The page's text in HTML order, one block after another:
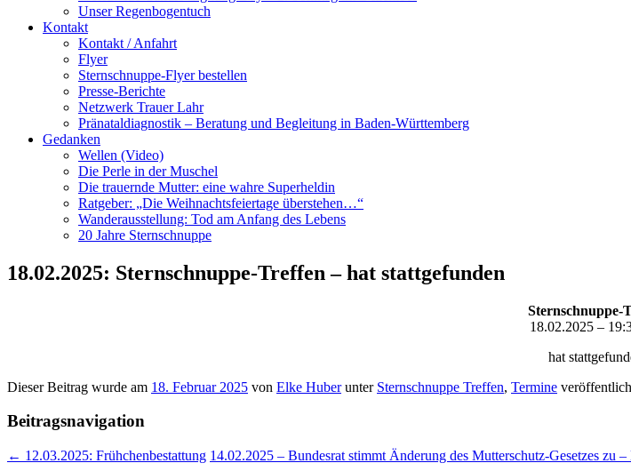
Unser Regenbogentuch
Kontakt
Kontakt / Anfahrt
Flyer
Sternschnuppe-Flyer bestellen
Presse-Berichte
Netzwerk Trauer Lahr
Pränataldiagnostik – Beratung und Begleitung in Baden-Württemberg
Gedanken
Wellen (Video)
Die Perle in der Muschel
Die trauernde Mutter: eine wahre Superheldin
Ratgeber: „Die Weihnachtsfeiertage überstehen…“
Wanderausstellung: Tod am Anfang des Lebens
20 Jahre Sternschnuppe
18.02.2025: Sternschnuppe-Treffen – hat stattgefunden
Sternschnuppe-
18.02.2025 –
hat
Dieser Beitrag wurde am 18. Februar 2025 von Elke Huberunter Sternschnuppe Treffen, Termine
Beitragsnavigation
← 12.03.2025: Frühchenbestattung 14.02.2025 – Bundesrat stimmt Änderung des Mutterschutz-Gesetzes zu